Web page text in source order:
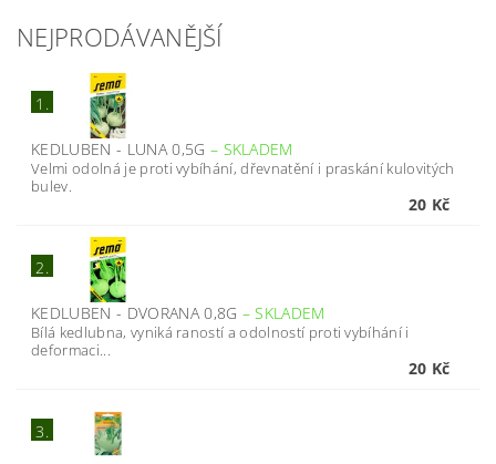
NEJPRODÁVANĚJŠÍ
1.
KEDLUBEN - LUNA 0,5G – SKLADEM
Velmi odolná je proti vybíhání, dřevnatění i praskání kulovitých
bulev.
20 Kč
2.
KEDLUBEN - DVORANA 0,8G – SKLADEM
Bílá kedlubna, vyniká raností a odolností proti vybíhání i
deformaci...
20 Kč
3.